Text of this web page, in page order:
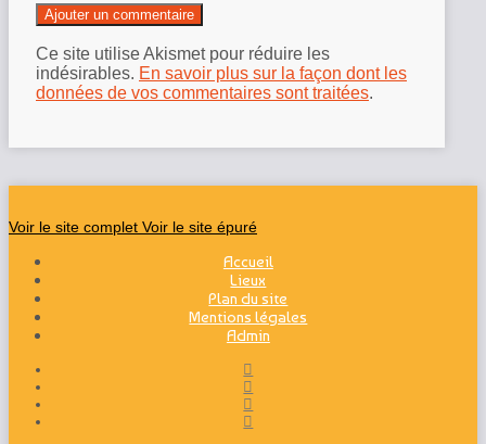
Ce site utilise Akismet pour réduire les
indésirables. En savoir plus sur la façon dont les
données de vos commentaires sont traitées.
Voir le site complet Voir le site épuré
Accueil
Lieux
Plan du site
Mentions légales
Admin